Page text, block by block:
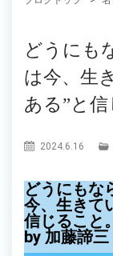
どうにも
は今、生
ある”と信
2024.6.16
どうにもな
今、生きて
信じること 。
by 加藤諦三